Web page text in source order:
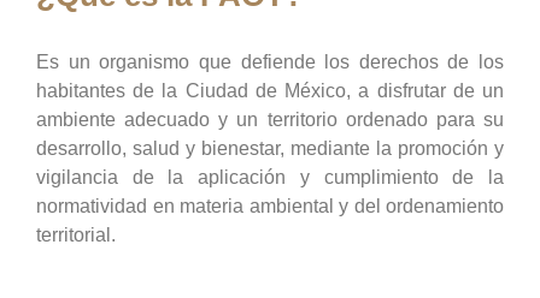
Es un organismo que defiende los derechos de los
habitantes de la Ciudad de México, a disfrutar de un
ambiente adecuado y un territorio ordenado para su
desarrollo, salud y bienestar, mediante la promoción y
vigilancia de la aplicación y cumplimiento de la
normatividad en materia ambiental y del ordenamiento
territorial.